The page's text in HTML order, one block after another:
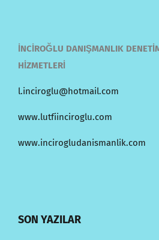
İNCİROĞLU DANIŞMANLIK
HİZMETLERİ
l.inciroglu@hotmail.com
www.lutfiinciroglu.com
www.incirogludanismanlik.com
SON YAZILAR